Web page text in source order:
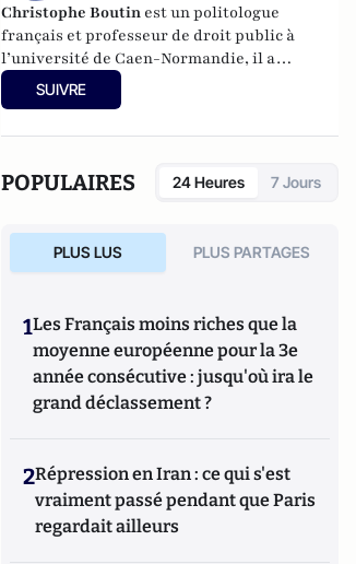
Christophe Boutin est un politologue
français et professeur de droit public à
l’université de Caen-Normandie, il a
notamment publié
XXe siècle(Flammarion 2009) et co-
populismes(Cerf 2019) etLe dictionnaire du
progressisme(Seuil 2022). Christophe
Neuf.
SUIVRE
POPULAIRES 24 Heures 7 Jours
PLUS LUS PLUS PARTAGES
1Les Français moins riches que la
moyenne européenne pour la 3e
année consécutive : jusqu'où ira le
grand déclassement ?
2Répression en Iran : ce qui s'est
vraiment passé pendant que Paris
regardait ailleurs